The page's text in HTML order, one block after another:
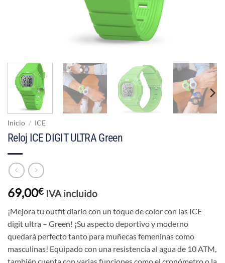
Inicio / ICE
Reloj ICE DIGIT ULTRA Green
69,00€ IVA incluido
¡Mejora tu outfit diario con un toque de color con las ICE
digit ultra – Green! ¡Su aspecto deportivo y moderno
quedará perfecto tanto para muñecas femeninas como
masculinas! Equipado con una resistencia al agua de 10 ATM,